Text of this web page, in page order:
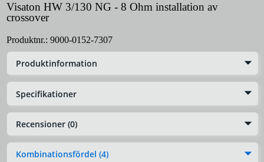
Visaton HW 3/130 NG - 8 Ohm installation av
crossover
Produktnr.: 9000-0152-7307
Produktinformation
Specifikationer
Recensioner (0)
Kombinationsfördel (4)